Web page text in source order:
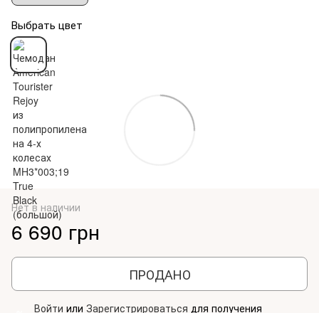
Выбрать цвет
Нет в наличии
6 690 грн
ПРОДАНО
Войти или Зарегистрироваться для получения